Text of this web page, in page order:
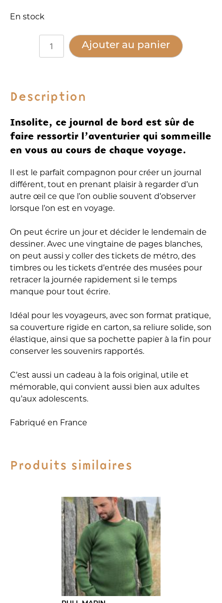
En stock
Ajouter au panier
Alternative:
Description
Insolite, ce journal de bord est sûr de
faire ressortir l’aventurier qui sommeille
en vous au cours de chaque voyage.
Il est le parfait compagnon pour créer un journal
différent, tout en prenant plaisir à regarder d’un
autre œil ce que l’on oublie souvent d’observer
lorsque l’on est en voyage.
On peut écrire un jour et décider le lendemain de
dessiner. Avec une vingtaine de pages blanches,
on peut aussi y coller des tickets de métro, des
timbres ou les tickets d’entrée des musées pour
retracer la journée rapidement si le temps
manque pour tout écrire.
Idéal pour les voyageurs, avec son format pratique,
sa couverture rigide en carton, sa reliure solide, son
élastique, ainsi que sa pochette papier à la fin pour
conserver les souvenirs rapportés.
C’est aussi un cadeau à la fois original, utile et
mémorable, qui convient aussi bien aux adultes
qu’aux adolescents.
Fabriqué en France
Produits similaires